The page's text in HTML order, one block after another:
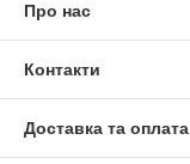
Про нас
Контакти
Доставка та оплата